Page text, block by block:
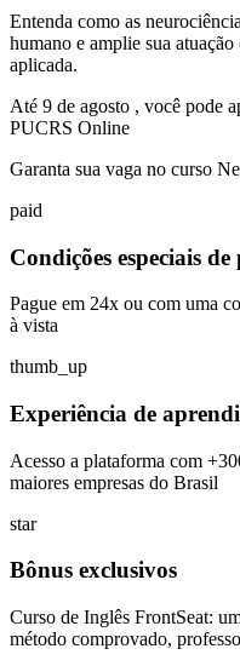
Entenda como as
humano e amplie sua
aplicada.
Até 9 de agosto , você pode
PUCRS Online
Garanta sua vaga no curso
paid
Condições especiais
Pague em 24x ou com uma
à vista
thumb_up
Experiência de
Acesso a plataforma com
maiores empresas do Brasil
star
Bônus exclusivos
Curso de Inglês FrontSeat:
método comprovado,